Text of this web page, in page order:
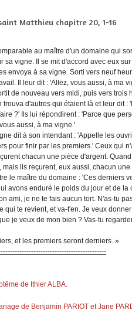
Matthieu chapitre 20, 1-16
au maître d'un domaine qui
sa vigne. Il se mit d'accord avec eux
envoya à sa vigne. Sorti vers neuf
Il leur dit : 'Allez, vous aussi, à ma
de nouveau vers midi, puis vers trois
d'autres qui étaient là et leur dit :
?' Ils lui répondirent : 'Parce que
aussi, à ma vigne.'
dit à son intendant : 'Appelle les
pour finir par les premiers.' Ceux qui
chacun une pièce d'argent.
ils reçurent, eux aussi, chacun
le maître du domaine : 'Ces derniers
avons enduré le poids du jour et de la
ami, je ne te fais aucun tort. N'as-tu
qui te revient, et va-t'en. Je veux
je veux de mon bien ? Vas-tu
et les premiers seront derniers. »
de Ithier ALBA.
de Benjamin PARIOT et Jane